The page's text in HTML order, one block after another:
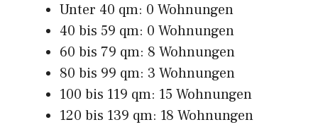
Unter 40 qm: 0 Wohnungen
40 bis 59 qm: 0 Wohnungen
60 bis 79 qm: 8 Wohnungen
80 bis 99 qm: 3 Wohnungen
100 bis 119 qm: 15 Wohnungen
120 bis 139 qm: 18 Wohnungen